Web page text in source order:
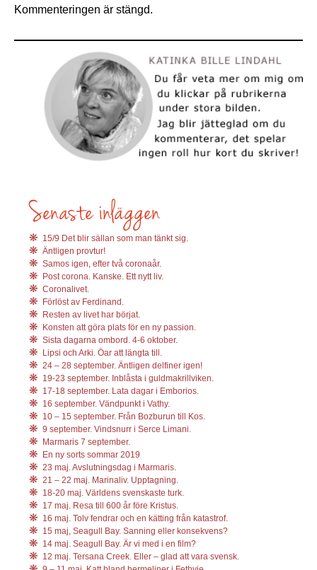
Kommenteringen är stängd.
15/9 Det blir sällan som man tänkt sig.
Äntligen provtur!
Samos igen, efter två coronaår.
Post corona. Kanske. Ett nytt liv.
Coronalivet.
Förlöst av Ferdinand.
Resten av livet har börjat.
Konsten att göra plats för en ny passion.
Sista dagarna ombord. 4-6 oktober.
Lipsi och Arki. Öar att längta till.
24 – 28 september. Äntligen delfiner igen!
19-23 september. Inblåsta i guldmakrillviken.
17-18 september. Lata dagar i Emborios.
16 september. Vändpunkt i Vathy.
10 – 15 september. Från Bozburun till Kos.
9 september. Vindsnurr i Serce Limani.
Marmaris 7 september.
En ny sorts sommar 2019
23 maj. Avslutningsdag i Marmaris.
21 – 22 maj. Marinaliv. Upptagning.
18-20 maj. Världens svenskaste turk.
17 maj. Resa till 600 år före Kristus.
16 maj. Tolv fendrar och en kätting från katastrof.
15 maj, Seagull Bay. Sanning eller konsekvens?
14 maj. Seagull Bay. Är vi med i en film?
12 maj. Tersana Creek. Eller – glad att vara svensk.